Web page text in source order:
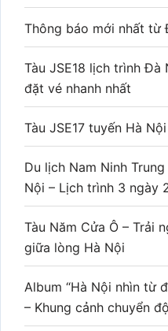
Thông báo mới nhất từ
Tàu JSE18 lịch trình Đà
đặt vé nhanh nhất
Tàu JSE17 tuyến Hà
Du lịch Nam Ninh
Nội – Lịch trình 3 ngày
Tàu Năm Cửa Ô – Trải
giữa lòng Hà Nội
Album “Hà Nội nhìn từ
– Khung cảnh chuyển